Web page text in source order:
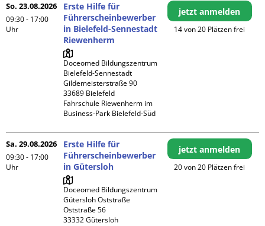
So. 23.08.2026
09:30 - 17:00
Uhr
Erste Hilfe für
Führerscheinbewerber
in Bielefeld-Sennestadt
Riewenherm
Doceomed Bildungszentrum
Bielefeld-Sennestadt
Gildemeisterstraße 90
33689 Bielefeld
Fahrschule Riewenherm im
Business-Park Bielefeld-Süd
jetzt anmelden
14 von 20 Plätzen frei
Sa. 29.08.2026
09:30 - 17:00
Uhr
Erste Hilfe für
Führerscheinbewerber
in Gütersloh
Doceomed Bildungszentrum
Gütersloh Oststraße
Oststraße 56
jetzt anmelden
20 von 20 Plätzen frei